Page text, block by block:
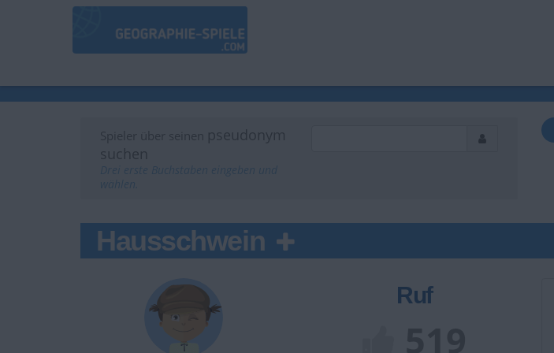
Spieler über seinen pseudonym
suchen
Hausschwein
Ruf